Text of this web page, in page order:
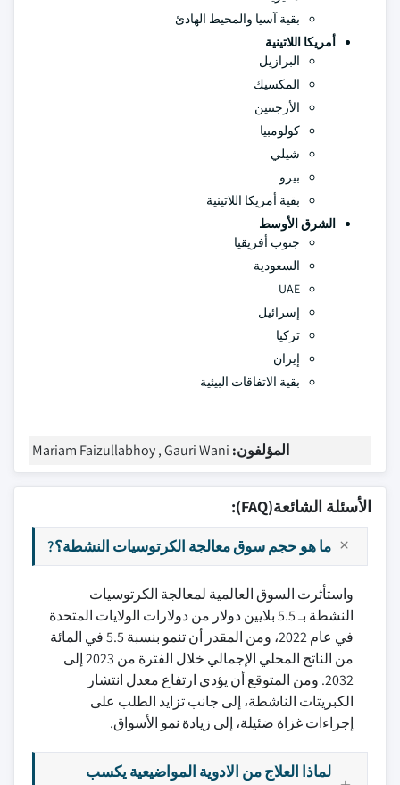
بقية آسيا والمحيط الهادئ
أمريكا اللاتينية
البرازيل
المكسيك
الأرجنتين
كولومبيا
شيلي
بيرو
بقية أمريكا اللاتينية
الشرق الأوسط
جنوب أفريقيا
السعودية
UAE
إسرائيل
تركيا
إيران
بقية الاتفاقات البيئية
المؤلفون: Mariam Faizullabhoy , Gauri Wani
الأسئلة الشائعة(FAQ):
ما هو حجم سوق معالجة الكرتوسيات النشطة؟?
واستأثرت السوق العالمية لمعالجة الكرتوسيات
النشطة بـ 5.5 بلايين دولار من دولارات الولايات المتحدة
في عام 2022، ومن المقدر أن تنمو بنسبة 5.5 في المائة
من الناتج المحلي الإجمالي خلال الفترة من 2023 إلى
2032. ومن المتوقع أن يؤدي ارتفاع معدل انتشار
الكبريتات الناشطة، إلى جانب تزايد الطلب على
إجراءات غزاة ضئيلة، إلى زيادة نمو الأسواق.
لماذا العلاج من الادوية المواضيعية يكسب